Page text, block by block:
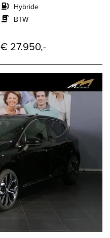
Hybride
BTW
€ 27.950,-